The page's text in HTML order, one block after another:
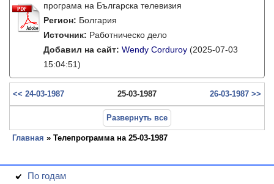
програма на Българска телевизия
Регион: Болгария
Источник: Работническо дело
Добавил на сайт: Wendy Corduroy (2025-07-03
15:04:51)
<< 24-03-1987 25-03-1987 26-03-1987 >>
Развернуть все
Главная » Телепрограмма на 25-03-1987
По годам